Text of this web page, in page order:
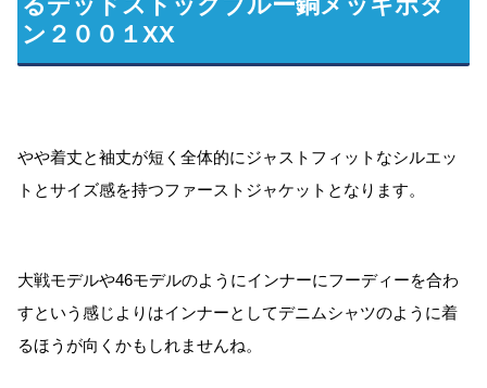
ン２００１XX
やや着丈と袖丈が短く全体的にジャストフィットなシルエッ
トとサイズ感を持つファーストジャケットとなります。
大戦モデルや46モデルのようにインナーにフーディーを合わ
すという感じよりはインナーとしてデニムシャツのように着
るほうが向くかもしれませんね。